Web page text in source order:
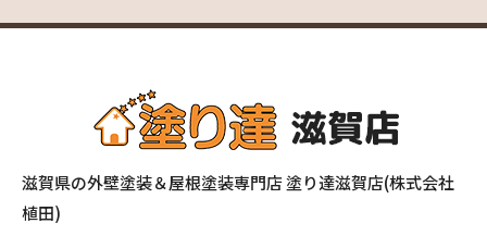
滋賀県の外壁塗装＆屋根塗装専門店 塗り達滋賀店(株式会社
植田)